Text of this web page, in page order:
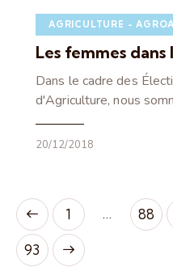
AGRICULTURE -
Les femmes
Dans le cadre des
d'Agriculture, nous
20/12/2018
1 … 88
93